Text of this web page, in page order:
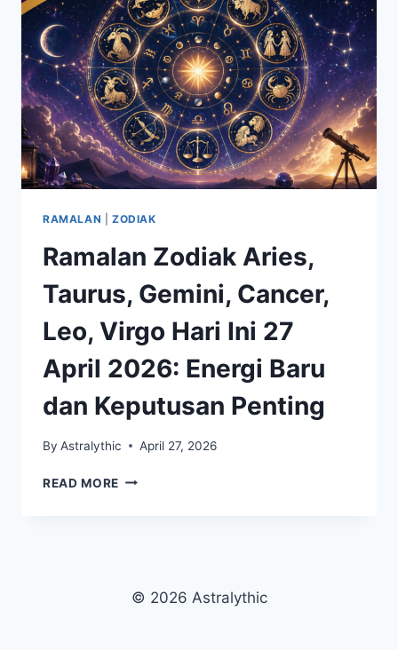
SEDANG
NAIK
RAMALAN ZODIAK
Ramalan Zodiak Aries,
Taurus, Gemini, Cancer,
Leo, Virgo Hari Ini 27
April 2026: Energi Baru
dan Keputusan Penting
By Astralythic April 27, 2026
READ MORE RAMALAN
LEO,
© 2026 Astralythic